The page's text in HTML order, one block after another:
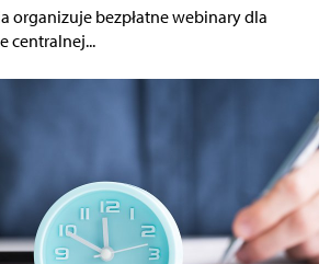
organizuje bezpłatne webinary dla
centralnej...